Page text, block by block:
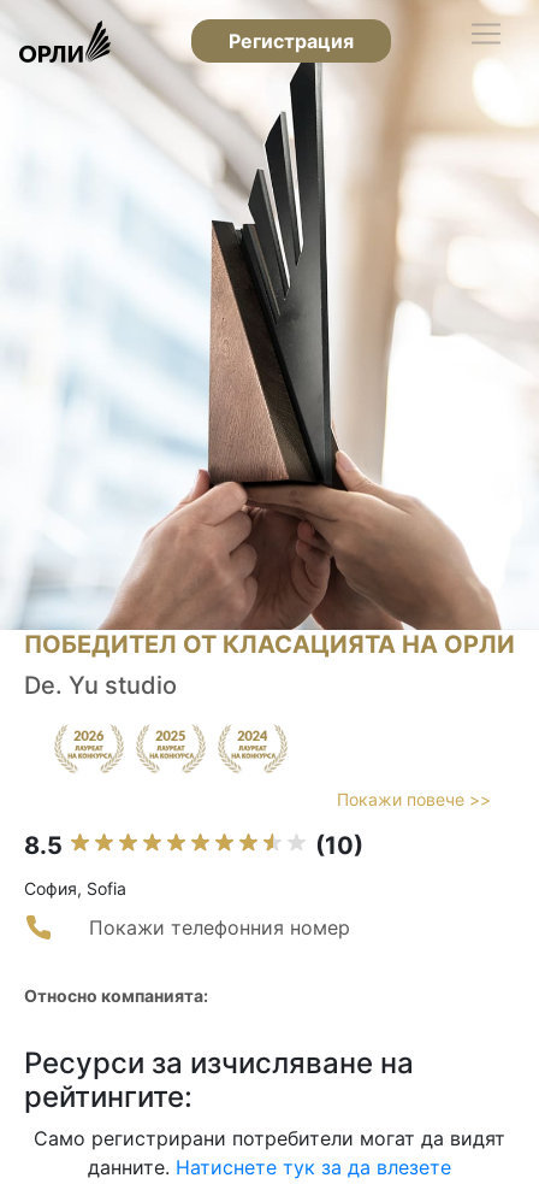
Регистрация
ПОБЕДИТЕЛ ОТ КЛАСАЦИЯТА НА ОРЛИ
Dе. Yu studio
Покажи повече >>
8.5 (10)
София, Sofia
Покажи телефонния номер
Относно компанията:
Ресурси за изчисляване на
рейтингите:
Само регистрирани потребители могат да видят
данните. Натиснете тук за да влезете